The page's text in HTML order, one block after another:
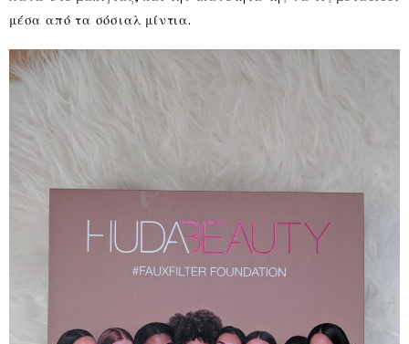
μέσα από τα σόσιαλ μίντια.